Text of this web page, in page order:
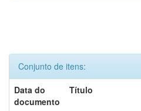
Conjunto de itens:
Data do
documento
Título